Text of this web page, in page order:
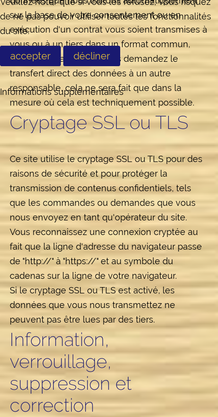
sur la base de votre consentement ou en
exécution d'un contrat vous soient transmises à
vous ou à un tiers dans un format commun,
lisible par machine. Si vous demandez le
transfert direct des données à un autre
responsable, cela ne sera fait que dans la
mesure où cela est techniquement possible.
Cryptage SSL ou TLS
Ce site utilise le cryptage SSL ou TLS pour des
raisons de sécurité et pour protéger la
transmission de contenus confidentiels, tels
que les commandes ou demandes que vous
nous envoyez en tant qu'opérateur du site.
Vous reconnaissez une connexion cryptée au
fait que la ligne d'adresse du navigateur passe
de "http://" à "https://" et au symbole du
cadenas sur la ligne de votre navigateur.
Si le cryptage SSL ou TLS est activé, les
données que vous nous transmettez ne
peuvent pas être lues par des tiers.
Information,
verrouillage,
suppression et
correction
de ne pas pouvoir utiliser toutes les fonctionnalités
du site.
accepter décliner
Informations supplémentaires